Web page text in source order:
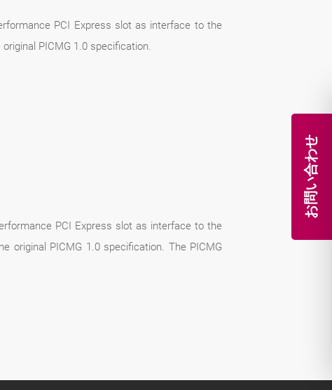
お問い合わせ
PCI Express slot as interface to the
PICMG 1.0 specification.
PCI Express slot as interface to the
original PICMG 1.0 specification. The PICMG